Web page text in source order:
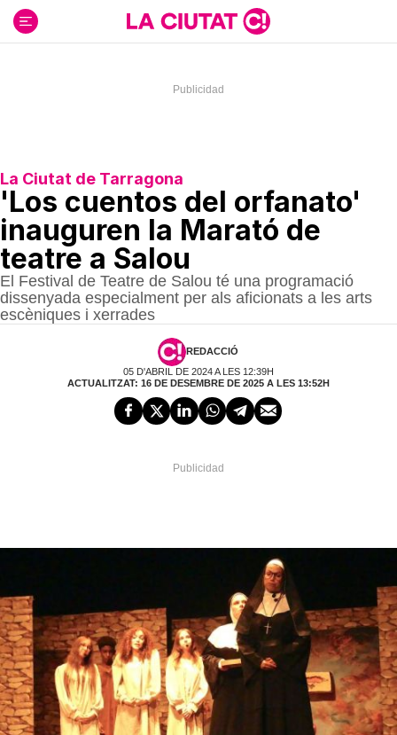
contenido
La Ciutat de Tarragona
'Los cuentos del orfanato'
inauguren la Marató de
teatre a Salou
El Festival de Teatre de Salou té una programació
dissenyada especialment per als aficionats a les arts
escèniques i xerrades
REDACCIÓ
05 D'ABRIL DE 2024 A LES 12:39H
ACTUALITZAT: 16 DE DESEMBRE DE 2025 A LES 13:52H